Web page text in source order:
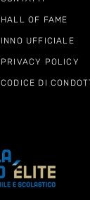
HALL OF FAME
INNO UFFICIALE
PRIVACY POLICY
CODICE DI